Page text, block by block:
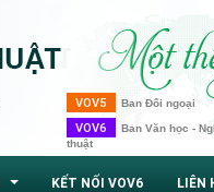
VOV5 Ban Đối ngoại
VOV6 Ban Văn học -
thuật
KẾT NỐI VOV6 LIÊN